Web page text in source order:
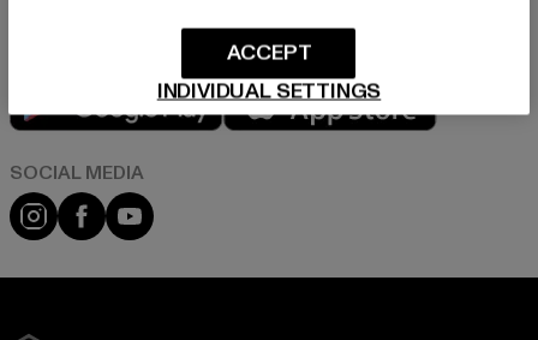
Play market
Instagram
FacebookYouTube
INDIVIDUAL SETTINGS
ACCEPT